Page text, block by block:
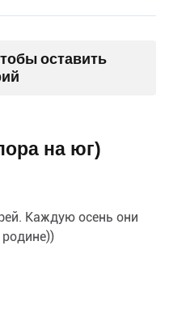
оставить
на юг)
Каждую осень они